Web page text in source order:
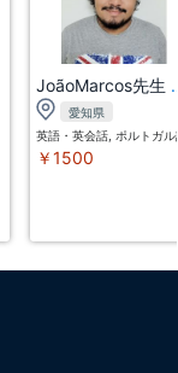
JoãoMarcos先生
愛知県
英語・英会話, ポルトガル
￥1500